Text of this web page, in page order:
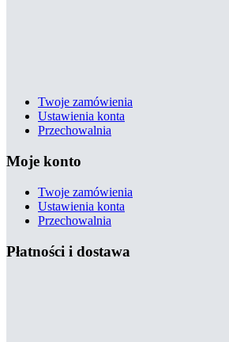
Twoje zamówienia
Ustawienia konta
Przechowalnia
Moje konto
Twoje zamówienia
Ustawienia konta
Przechowalnia
Płatności i dostawa